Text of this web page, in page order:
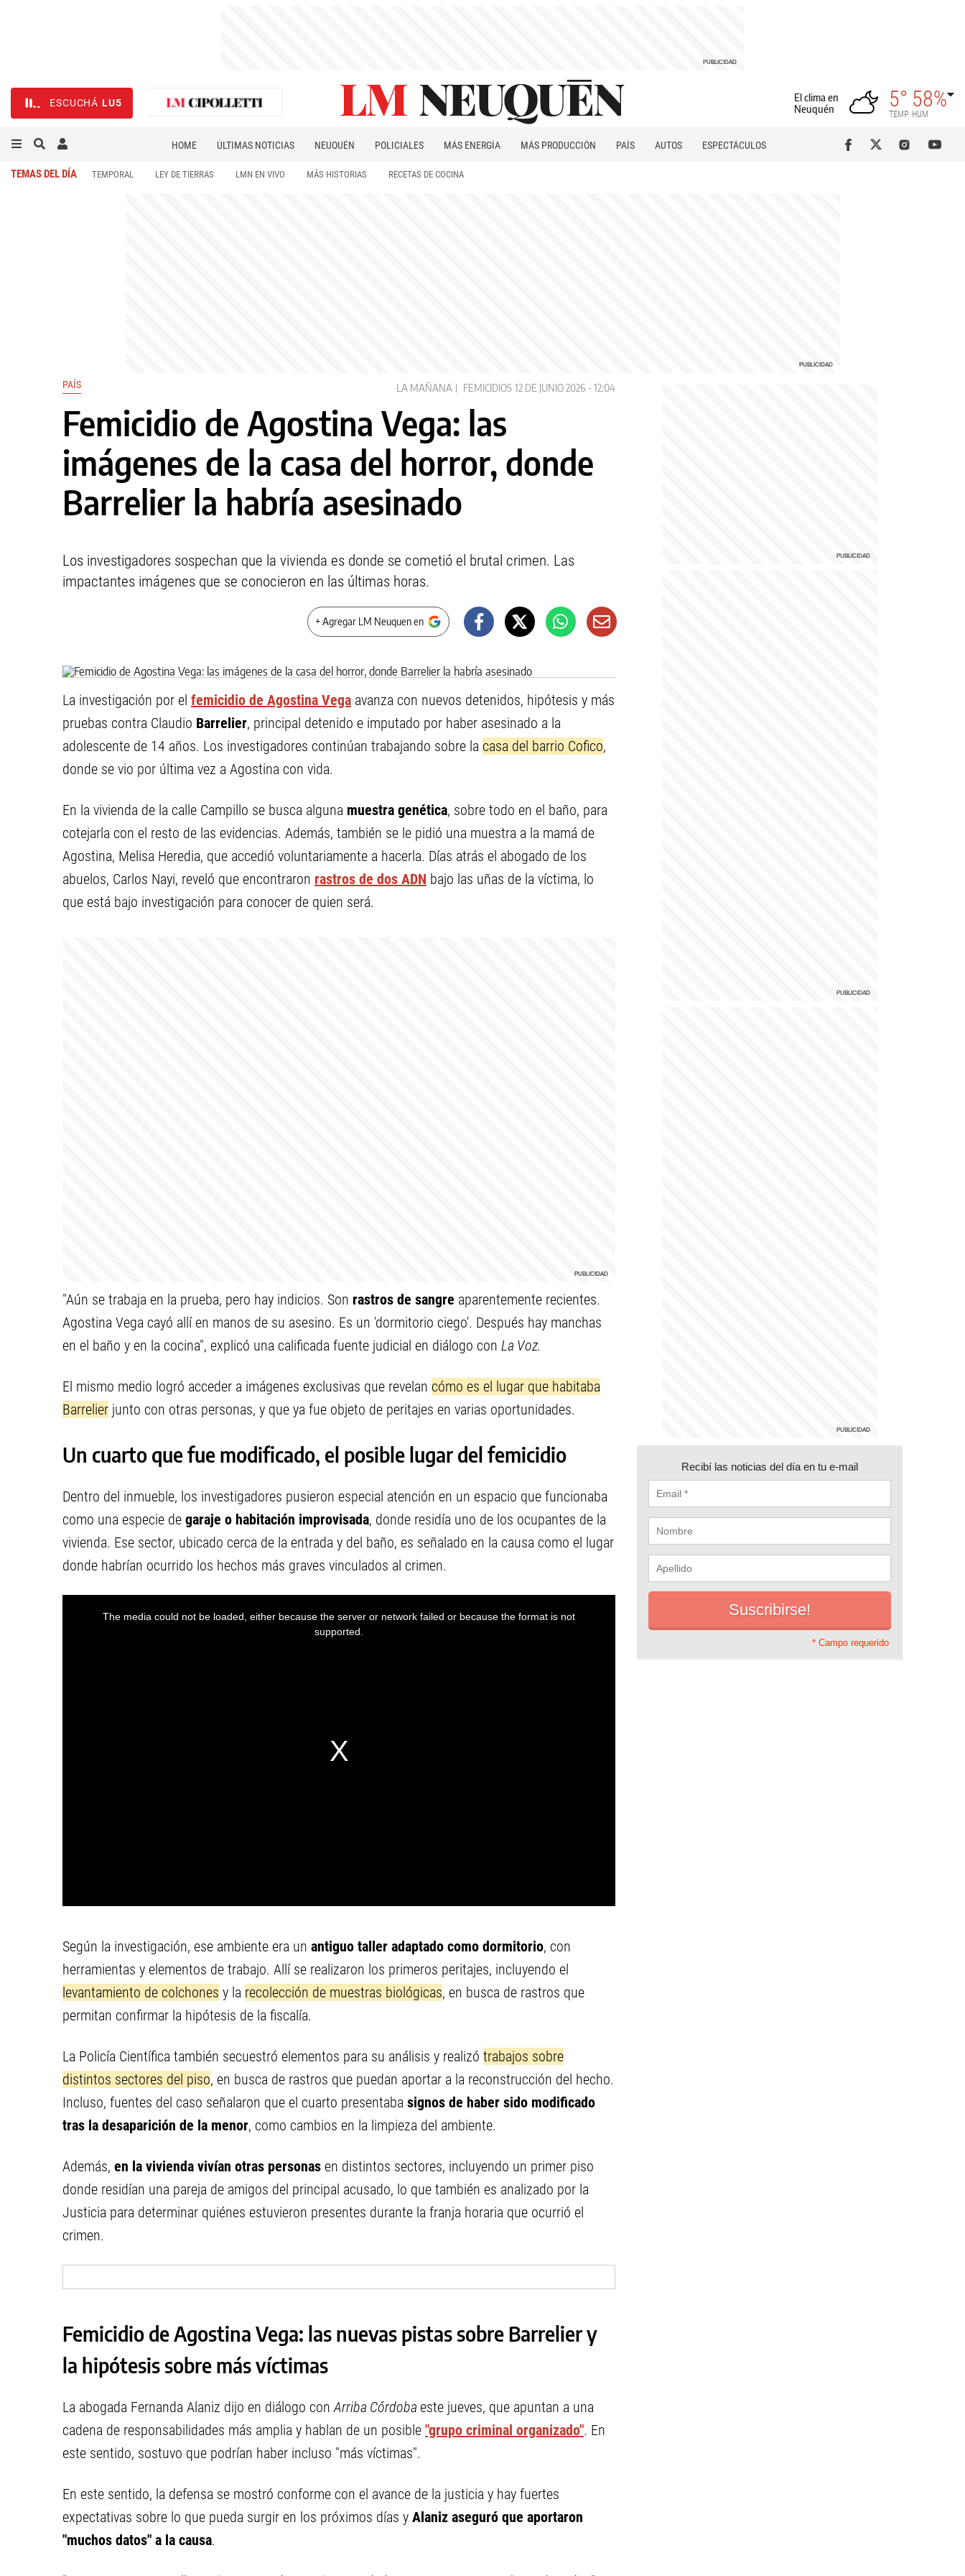
ESCUCHÁ LU5
El clima en
Neuquén
5°
TEMP
58%
HUM
HOME ÚLTIMAS NOTICIAS NEUQUÉN POLICIALES MÁS ENERGÍA MÁS PRODUCCIÓN PAÍS AUTOS
ESPECTÁCULOS
TEMAS DEL DÍA TEMPORAL LEY DE TIERRAS LMN EN VIVO MÁS HISTORIAS RECETAS DE COCINA
PAÍS LA MAÑANA FEMICIDIOS 12 DE JUNIO 2026 - 12:04
Femicidio de Agostina Vega: las
imágenes de la casa del horror, donde
Barrelier la habría asesinado
Los investigadores sospechan que la vivienda es donde se cometió el brutal crimen. Las
impactantes imágenes que se conocieron en las últimas horas.
+ Agregar LM Neuquen en
La investigación por el femicidio de Agostina Vega avanza con nuevos detenidos, hipótesis y más
pruebas contra Claudio Barrelier, principal detenido e imputado por haber asesinado a la
adolescente de 14 años. Los investigadores continúan trabajando sobre la casa del barrio Cofico,
donde se vio por última vez a Agostina con vida.
En la vivienda de la calle Campillo se busca alguna muestra genética, sobre todo en el baño, para
cotejarla con el resto de las evidencias. Además, también se le pidió una muestra a la mamá de
Agostina, Melisa Heredia, que accedió voluntariamente a hacerla. Días atrás el abogado de los
abuelos, Carlos Nayi, reveló que encontraron rastros de dos ADN bajo las uñas de la víctima, lo
que está bajo investigación para conocer de quien será.
"Aún se trabaja en la prueba, pero hay indicios. Son rastros de sangre aparentemente recientes.
Agostina Vega cayó allí en manos de su asesino. Es un 'dormitorio ciego'. Después hay manchas
en el baño y en la cocina", explicó una calificada fuente judicial en diálogo con La Voz.
El mismo medio logró acceder a imágenes exclusivas que revelan cómo es el lugar que habitaba
Barrelier junto con otras personas, y que ya fue objeto de peritajes en varias oportunidades.
Un cuarto que fue modificado, el posible lugar del femicidio
Dentro del inmueble, los investigadores pusieron especial atención en un espacio que funcionaba
como una especie de garaje o habitación improvisada, donde residía uno de los ocupantes de la
vivienda. Ese sector, ubicado cerca de la entrada y del baño, es señalado en la causa como el lugar
donde habrían ocurrido los hechos más graves vinculados al crimen.
Según la investigación, ese ambiente era un antiguo taller adaptado como dormitorio, con
herramientas y elementos de trabajo. Allí se realizaron los primeros peritajes, incluyendo el
levantamiento de colchones y la recolección de muestras biológicas, en busca de rastros que
permitan confirmar la hipótesis de la fiscalía.
La Policía Científica también secuestró elementos para su análisis y realizó trabajos sobre
distintos sectores del piso, en busca de rastros que puedan aportar a la reconstrucción del hecho.
Incluso, fuentes del caso señalaron que el cuarto presentaba signos de haber sido modificado
tras la desaparición de la menor, como cambios en la limpieza del ambiente.
Además, en la vivienda vivían otras personas en distintos sectores, incluyendo un primer piso
donde residían una pareja de amigos del principal acusado, lo que también es analizado por la
Justicia para determinar quiénes estuvieron presentes durante la franja horaria que ocurrió el
crimen.
Femicidio de Agostina Vega: las nuevas pistas sobre Barrelier y
la hipótesis sobre más víctimas
La abogada Fernanda Alaniz dijo en diálogo conArriba Córdoba este jueves, que apuntan a una
cadena de responsabilidades más amplia y hablan de un posible "grupo criminal organizado". En
este sentido, sostuvo que podrían haber incluso "más víctimas".
En este sentido, la defensa se mostró conforme con el avance de la justicia y hay fuertes
expectativas sobre lo que pueda surgir en los próximos días y Alaniz aseguró que aportaron
"muchos datos" a la causa.
Recibí las noticias del día en tu e-mail
* Campo requerido